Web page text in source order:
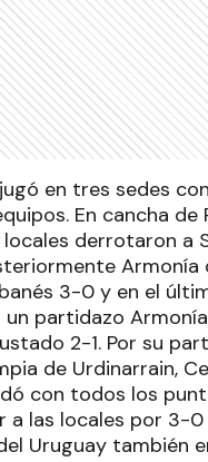
en tres sedes
En cancha de
derrotaron a
Armonía
3-0 y en el
un partidazo
2-1. Por su
de Urdinarrain,
con todos los
a las locales por 3-0
Uruguay también